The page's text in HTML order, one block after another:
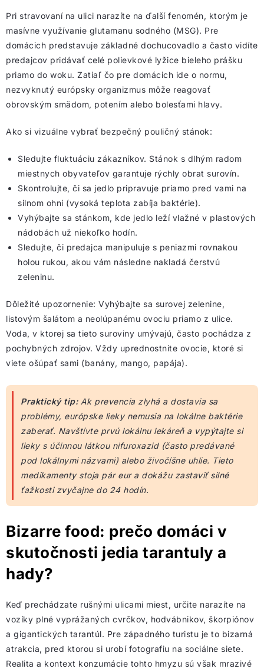
Pri stravovaní na ulici narazíte na ďalší fenomén, ktorým je
masívne využívanie glutamanu sodného (MSG). Pre
domácich predstavuje základné dochucovadlo a často vidíte
predajcov pridávať celé polievkové lyžice bieleho prášku
priamo do woku. Zatiaľ čo pre domácich ide o normu,
nezvyknutý európsky organizmus môže reagovať
obrovským smädom, potením alebo bolesťami hlavy.
Ako si vizuálne vybrať bezpečný pouličný stánok:
Sledujte fluktuáciu zákazníkov. Stánok s dlhým radom
miestnych obyvateľov garantuje rýchly obrat surovín.
Skontrolujte, či sa jedlo pripravuje priamo pred vami na
silnom ohni (vysoká teplota zabíja baktérie).
Vyhýbajte sa stánkom, kde jedlo leží vlažné v plastových
nádobách už niekoľko hodín.
Sledujte, či predajca manipuluje s peniazmi rovnakou
holou rukou, akou vám následne nakladá čerstvú
zeleninu.
Dôležité upozornenie: Vyhýbajte sa surovej zelenine,
listovým šalátom a neolúpanému ovociu priamo z ulice.
Voda, v ktorej sa tieto suroviny umývajú, často pochádza z
pochybných zdrojov. Vždy uprednostnite ovocie, ktoré si
viete ošúpať sami (banány, mango, papája).
Praktický tip:Ak prevencia zlyhá a dostavia sa
problémy, európske lieky nemusia na lokálne baktérie
zaberať. Navštívte prvú lokálnu lekáreň a vypýtajte si
lieky s účinnou látkou nifuroxazid (často predávané
pod lokálnymi názvami) alebo živočíšne uhlie. Tieto
medikamenty stoja pár eur a dokážu zastaviť silné
ťažkosti zvyčajne do 24 hodín.
Bizarre food: prečo domáci v
skutočnosti jedia tarantuly a
hady?
Keď prechádzate rušnými ulicami miest, určite narazíte na
vozíky plné vyprážaných cvrčkov, hodvábnikov, škorpiónov
a gigantických tarantúl. Pre západného turistu je to bizarná
atrakcia, pred ktorou si urobí fotografiu na sociálne siete.
Realita a kontext konzumácie tohto hmyzu sú však mrazivé